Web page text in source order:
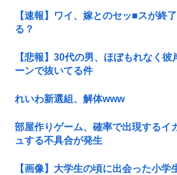
【速報】ワイ、嫁とのセッ■スが終
る？
【悲報】30代の男、ほぼもれなく
ーンで抜いてる件
れいわ新選組、解体www
部屋作りゲーム、確率で出現するイ
ュする不具合が発生
【画像】大学生の頃に出会った小学